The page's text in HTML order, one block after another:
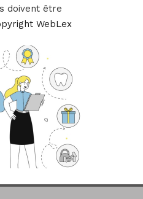
doivent être
WebLex